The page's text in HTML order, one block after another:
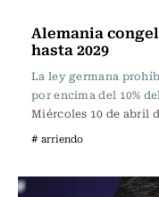
Alemania
hasta 2029
La ley germana
por encima del 10%
Miércoles 10 de abril
# arriendo